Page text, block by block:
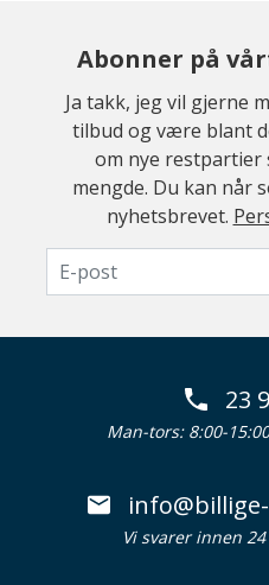
Abonner på
Ja takk, jeg vil gjerne
tilbud og være blant
om nye restpartier
mengde. Du kan når
nyhetsbrevet.
23
Man-tors: 8:00-
Vi svarer innen